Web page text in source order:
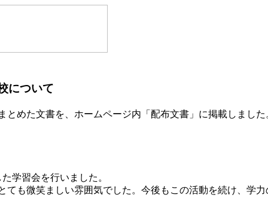
について
めた文書を、ホームページ内「配布文書」に掲載しました
学習会を行いました。
ても微笑ましい雰囲気でした。今後もこの活動を続け、学